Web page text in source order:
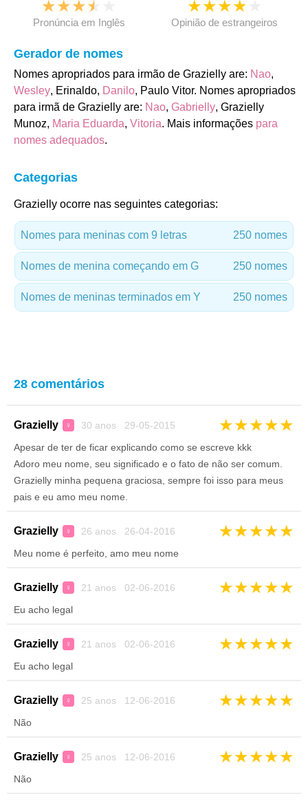
★★★★
Pronúncia em Inglês
★★★★
Opinião de estrangeiros
Gerador de nomes
Nomes apropriados para irmão de Grazielly are: Nao,
Wesley, Erinaldo, Danilo, Paulo Vitor. Nomes apropriados
para irmã de Grazielly are: Nao, Gabrielly, Grazielly
Munoz, Maria Eduarda, Vitoria. Mais informações para
nomes adequados.
Categorias
Grazielly ocorre nas seguintes categorias:
Nomes para meninas com 9 letras 250 nomes
Nomes de menina começando em G 250 nomes
Nomes de meninas terminados em Y 250 nomes
28 comentários
Grazielly ♀ 30 anos 29-05-2015 ★★★★★
Apesar de ter de ficar explicando como se escreve kkk
Adoro meu nome, seu significado e o fato de não ser comum.
Grazielly minha pequena graciosa, sempre foi isso para meus
pais e eu amo meu nome.
Grazielly ♀ 26 anos 26-04-2016 ★★★★★
Meu nome é perfeito, amo meu nome
Grazielly ♀ 21 anos 02-06-2016 ★★★★★
Eu acho legal
Grazielly ♀ 21 anos 02-06-2016 ★★★★★
Eu acho legal
Grazielly ♀ 25 anos 12-06-2016 ★★★★★
Não
Grazielly ♀ 25 anos 12-06-2016 ★★★★★
Não